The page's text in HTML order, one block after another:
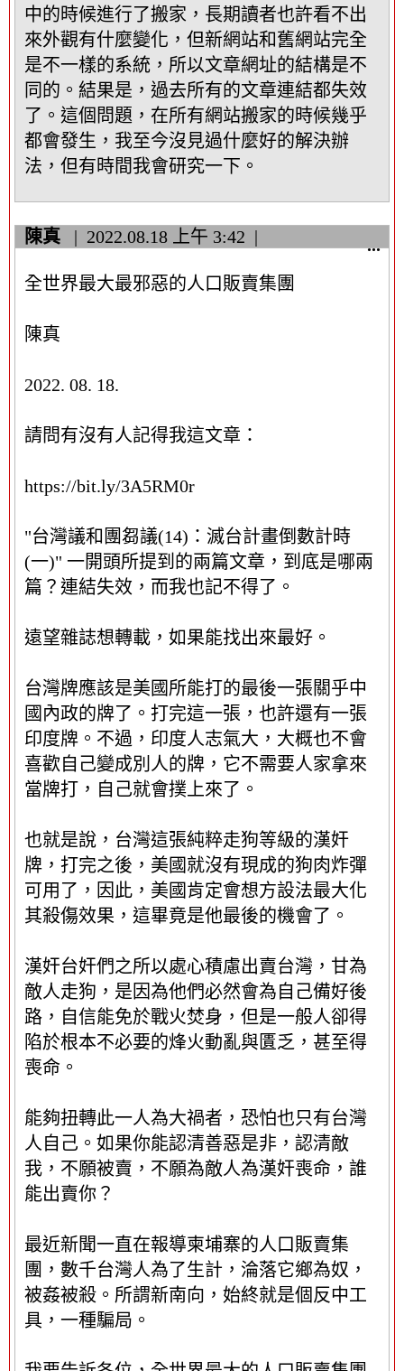
中的時候進行了搬家，長期讀者也許看不出
來外觀有什麼變化，但新網站和舊網站完全
是不一樣的系統，所以文章網址的結構是不
同的。結果是，過去所有的文章連結都失效
了。這個問題，在所有網站搬家的時候幾乎
都會發生，我至今沒見過什麼好的解決辦
法，但有時間我會研究一下。
陳真 2022.08.18 上午 3:42
全世界最大最邪惡的人口販賣集團
陳真
2022. 08. 18.
請問有沒有人記得我這文章：
https://bit.ly/3A5RM0r
"台灣議和團芻議(14)：滅台計畫倒數計時
(一)" 一開頭所提到的兩篇文章，到底是哪兩
篇？連結失效，而我也記不得了。
遠望雜誌想轉載，如果能找出來最好。
台灣牌應該是美國所能打的最後一張關乎中
國內政的牌了。打完這一張，也許還有一張
印度牌。不過，印度人志氣大，大概也不會
喜歡自己變成別人的牌，它不需要人家拿來
當牌打，自己就會撲上來了。
也就是說，台灣這張純粹走狗等級的漢奸
牌，打完之後，美國就沒有現成的狗肉炸彈
可用了，因此，美國肯定會想方設法最大化
其殺傷效果，這畢竟是他最後的機會了。
漢奸台奸們之所以處心積慮出賣台灣，甘為
敵人走狗，是因為他們必然會為自己備好後
路，自信能免於戰火焚身，但是一般人卻得
陷於根本不必要的烽火動亂與匱乏，甚至得
喪命。
能夠扭轉此一人為大禍者，恐怕也只有台灣
人自己。如果你能認清善惡是非，認清敵
我，不願被賣，不願為敵人為漢奸喪命，誰
能出賣你？
最近新聞一直在報導柬埔寨的人口販賣集
團，數千台灣人為了生計，淪落它鄉為奴，
被姦被殺。所謂新南向，始終就是個反中工
具，一種騙局。
...顯